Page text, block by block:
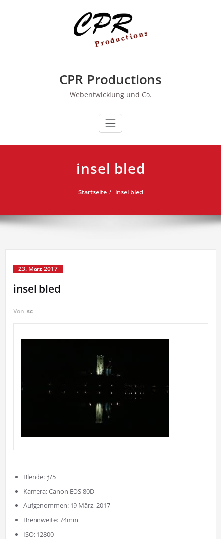
CPR Productions
Webentwicklung und Co.
insel bled
Startseite insel bled
23. März 2017
insel bled
Von sc
Blende: ƒ/5
Kamera: Canon EOS 80D
Aufgenommen: 19 März, 2017
Brennweite: 74mm
ISO: 12800